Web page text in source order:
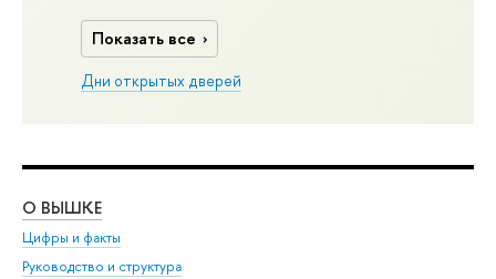
Показать все
Дни открытых дверей
О ВЫШКЕ
Цифры и факты
Руководство и структура